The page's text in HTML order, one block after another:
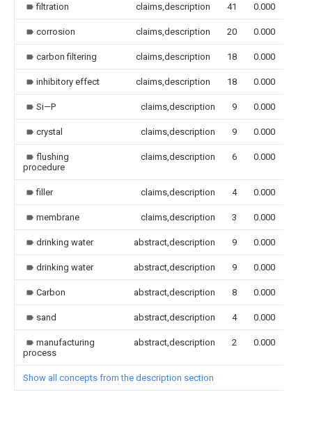
filtration claims,description 41 0.000
corrosion claims,description 20 0.000
carbon filtering claims,description 18 0.000
inhibitory effect claims,description 18 0.000
Si—P claims,description 9 0.000
crystal claims,description 9 0.000
flushing
procedure
claims,description 6 0.000
filler claims,description 4 0.000
membrane claims,description 3 0.000
drinking water abstract,description 9 0.000
drinking water abstract,description 9 0.000
Carbon abstract,description 8 0.000
sand abstract,description 4 0.000
manufacturing
process
abstract,description 2 0.000
Show all concepts from the description section